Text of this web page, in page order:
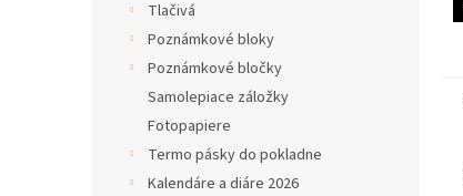
Tlačivá
Poznámkové bloky
Poznámkové bločky
Samolepiace záložky
Fotopapiere
Termo pásky do pokladne
Kalendáre a diáre 2026